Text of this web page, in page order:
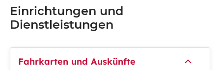
Einrichtungen und
Dienstleistungen
Fahrkarten und Auskünfte